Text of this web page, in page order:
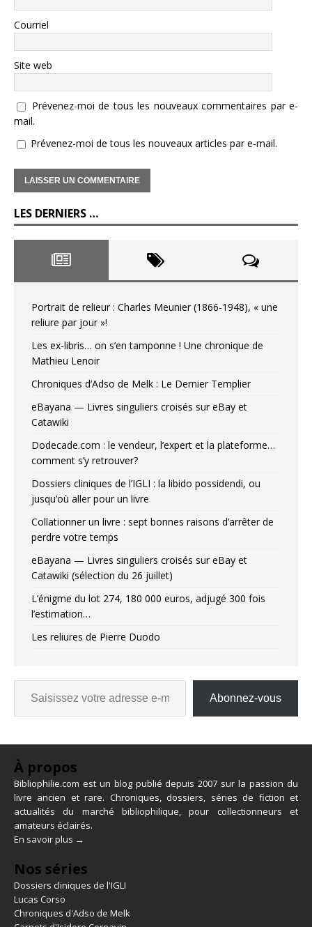
Courriel
Site web
Prévenez-moi de tous les nouveaux commentaires par e-
mail.
Prévenez-moi de tous les nouveaux articles par e-mail.
LES DERNIERS …
Portrait de relieur : Charles Meunier (1866-1948), « une
reliure par jour »!
Les ex-libris… on s’en tamponne ! Une chronique de
Mathieu Lenoir
Chroniques d’Adso de Melk : Le Dernier Templier
eBayana — Livres singuliers croisés sur eBay et
Catawiki
Dodecade.com : le vendeur, l’expert et la plateforme…
comment s’y retrouver?
Dossiers cliniques de l’IGLI : la libido possidendi, ou
jusqu’où aller pour un livre
Collationner un livre : sept bonnes raisons d’arrêter de
perdre votre temps
eBayana — Livres singuliers croisés sur eBay et
Catawiki (sélection du 26 juillet)
L’énigme du lot 274, 180 000 euros, adjugé 300 fois
l’estimation…
Les reliures de Pierre Duodo
Abonnez-vous
À propos
Bibliophilie.com est un blog publié depuis 2007 sur la passion du
livre ancien et rare. Chroniques, dossiers, séries de fiction et
actualités du marché bibliophilique, pour collectionneurs et
amateurs éclairés.
En savoir plus →
Nos séries
Dossiers cliniques de l'IGLI
Lucas Corso
Chroniques d'Adso de Melk